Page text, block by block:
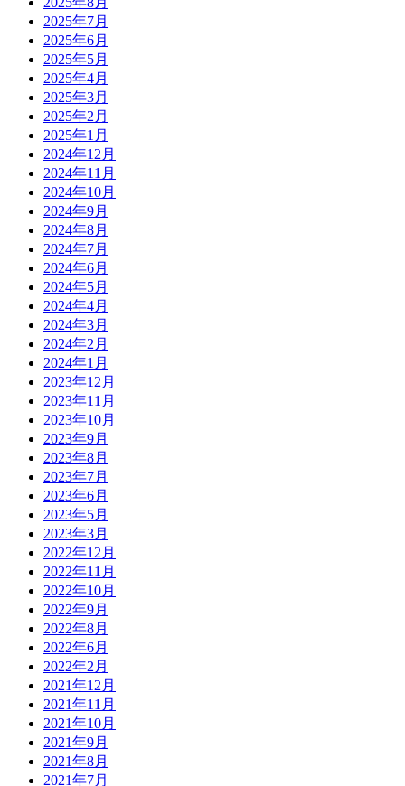
2025年7月
2025年6月
2025年5月
2025年4月
2025年3月
2025年2月
2025年1月
2024年12月
2024年11月
2024年10月
2024年9月
2024年8月
2024年7月
2024年6月
2024年5月
2024年4月
2024年3月
2024年2月
2024年1月
2023年12月
2023年11月
2023年10月
2023年9月
2023年8月
2023年7月
2023年6月
2023年5月
2023年3月
2022年12月
2022年11月
2022年10月
2022年9月
2022年8月
2022年6月
2022年2月
2021年12月
2021年11月
2021年10月
2021年9月
2021年8月
2021年7月